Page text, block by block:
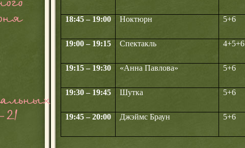
18:45 – 19:00 Ноктюрн 5+6
19:00 – 19:15 Спектакль 4+5+6
19:15 – 19:30 «Анна Павлова» 5+6
19:30 – 19:45 Шутка 5+6
19:45 – 20:00 Джэймс Браун 5+6